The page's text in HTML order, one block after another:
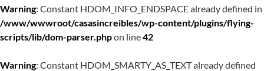
Warning: Constant HDOM_INFO_ENDSPACE already defined in
/www/wwwroot/casasincreibles/wp-content/plugins/flying-
scripts/lib/dom-parser.phpon line42
Warning: Constant HDOM_SMARTY_AS_TEXT already defined